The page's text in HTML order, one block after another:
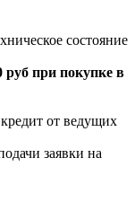
состояние
руб при покупке в
от ведущих
заявки на